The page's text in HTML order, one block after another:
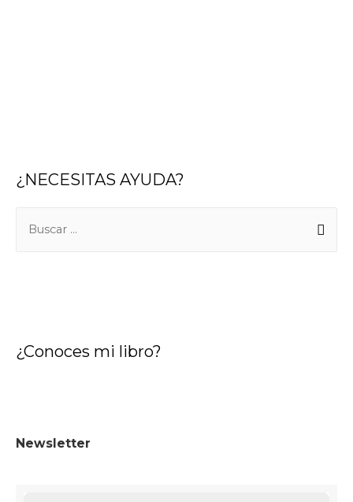
¿NECESITAS AYUDA?
¿Conoces mi libro?
Newsletter